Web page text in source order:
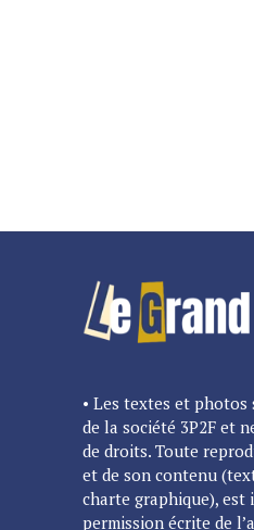
• Les textes et
de la société 3P2F et
de droits. Toute
et de son contenu
charte graphique), est
permission écrite de